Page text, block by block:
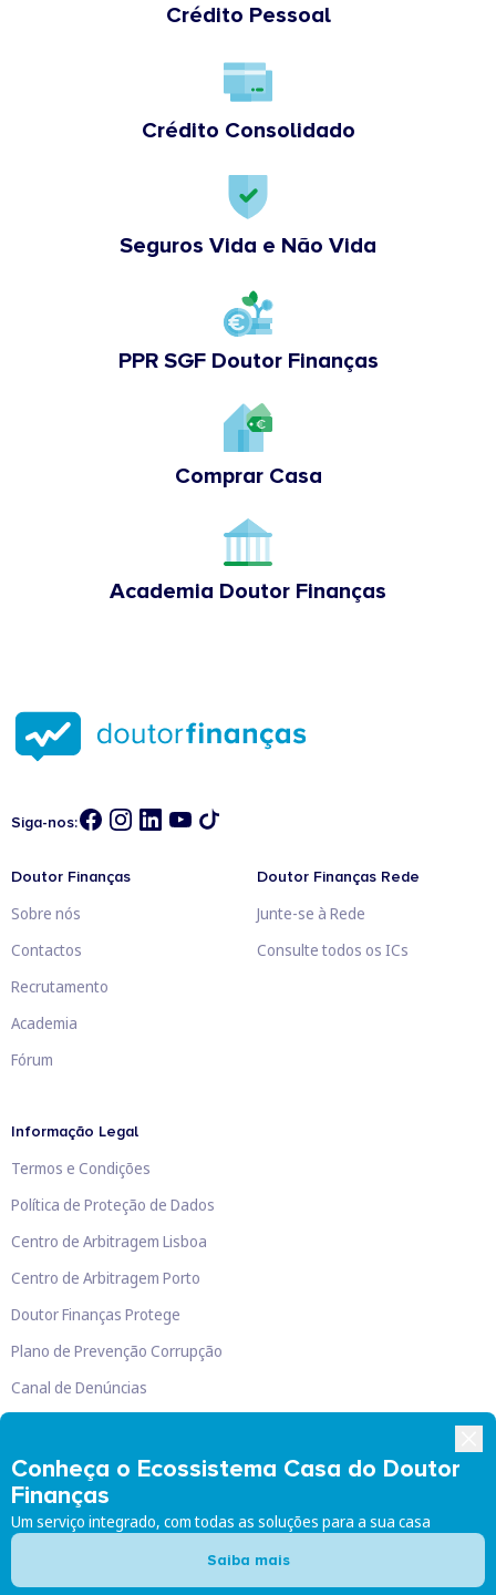
Crédito Pessoal
Crédito Consolidado
Seguros Vida e Não Vida
PPR SGF Doutor Finanças
Comprar Casa
Academia Doutor Finanças
Conheça o Ecossistema Casa do Doutor
Finanças
Um serviço integrado, com todas as soluções para a sua casa
Saiba mais
Siga-nos:
Doutor Finanças
Sobre nós
Contactos
Recrutamento
Academia
Fórum
Doutor Finanças Rede
Junte-se à Rede
Consulte todos os ICs
Informação Legal
Termos e Condições
Política de Proteção de Dados
Centro de Arbitragem Lisboa
Centro de Arbitragem Porto
Doutor Finanças Protege
Plano de Prevenção Corrupção
Canal de Denúncias
Doutor Finanças, Lda